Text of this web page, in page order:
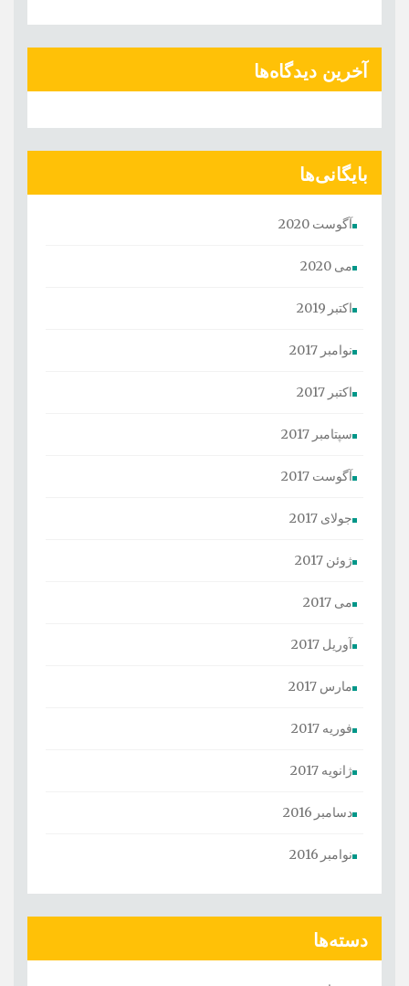
آخرین دیدگاه‌ها
بایگانی‌ها
آگوست 2020
می 2020
اکتبر 2019
نوامبر 2017
اکتبر 2017
سپتامبر 2017
آگوست 2017
جولای 2017
ژوئن 2017
می 2017
آوریل 2017
مارس 2017
فوریه 2017
ژانویه 2017
دسامبر 2016
نوامبر 2016
دسته‌ها